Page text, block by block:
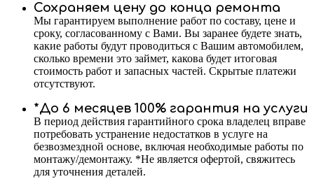
Сохраняем цену до конца ремонта
Мы гарантируем выполнение работ по составу, цене и
сроку, согласованному с Вами. Вы заранее будете знать,
какие работы будут проводиться с Вашим автомобилем,
сколько времени это займет, какова будет итоговая
стоимость работ и запасных частей. Скрытые платежи
отсутствуют.
*До 6 месяцев 100% гарантия на услуги
В период действия гарантийного срока владелец вправе
потребовать устранение недостатков в услуге на
безвозмездной основе, включая необходимые работы по
монтажу/демонтажу. *Не является офертой, свяжитесь
для уточнения деталей.